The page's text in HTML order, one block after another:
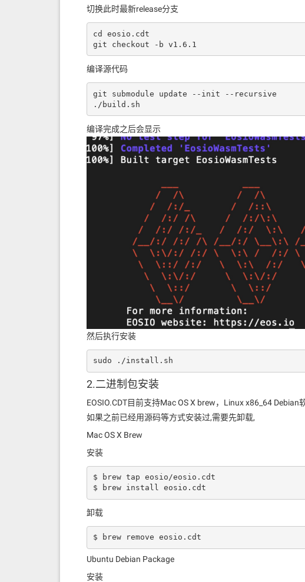
切换此时最新release分支
cd eosio.cdt
git checkout -b v1.6.1
编译源代码
git submodule update --init --recursive
./build.sh
编译完成之后会显示
然后执行安装
sudo ./install.sh
2.二进制包安装
EOSIO.CDT目前支持Mac OS X brew，Linux x86_64
如果之前已经用源码等方式安装过,需要先卸载,
Mac OS X Brew
安装
$ brew tap eosio/eosio.cdt
$ brew install eosio.cdt
卸载
$ brew remove eosio.cdt
Ubuntu Debian Package
安装